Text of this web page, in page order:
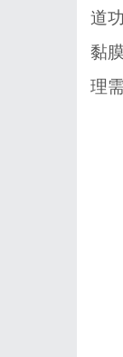
道
黏
理